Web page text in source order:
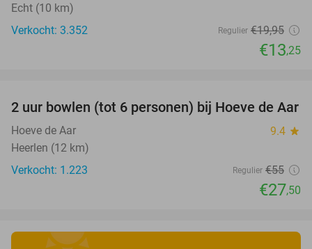
Echt (10 km)
Verkocht: 3.352
Regulier €19,95
€13,25
50%
2 uur bowlen (tot 6 personen) bij Hoeve de Aar
Hoeve de Aar 9.4 star
Heerlen (12 km)
Verkocht: 1.223
Regulier €55
€27,50